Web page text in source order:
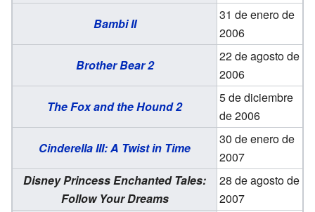
Bambi II
31 de enero de
2006
Brother Bear 2
22 de agosto de
2006
The Fox and the Hound 2
5 de diciembre
de 2006
Cinderella III: A Twist in Time
30 de enero de
2007
Disney Princess Enchanted Tales:
Follow Your Dreams
28 de agosto de
2007